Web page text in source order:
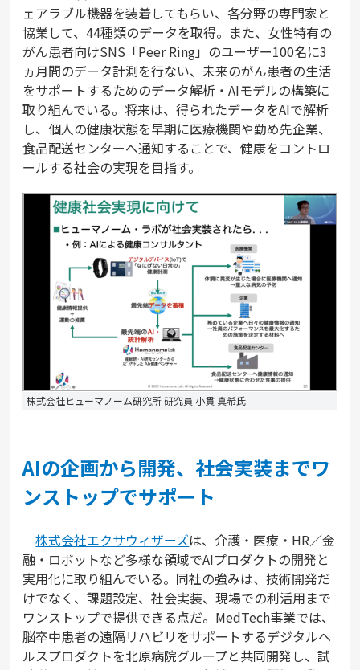
ェアラブル機器を装着してもらい、各分野の専門家と
協業して、44種類のデータを取得。また、女性特有の
がん患者向けSNS「Peer Ring」のユーザー100名に3
ヵ月間のデータ計測を行ない、未来のがん患者の生活
をサポートするためのデータ解析・AIモデルの構築に
取り組んでいる。将来は、得られたデータをAIで解析
し、個人の健康状態を早期に医療機関や勤め先企業、
食品配送センターへ通知することで、健康をコントロ
ールする社会の実現を目指す。
株式会社ヒューマノーム研究所 研究員 小貫 真希氏
AIの企画から開発、社会実装までワ
ンストップでサポート
株式会社エクサウィザーズは、介護・医療・HR／金
融・ロボットなど多様な領域でAIプロダクトの開発と
実用化に取り組んでいる。同社の強みは、技術開発だ
けでなく、課題設定、社会実装、現場での利活用まで
ワンストップで提供できる点だ。MedTech事業では、
脳卒中患者の遠隔リハビリをサポートするデジタルヘ
ルスプロダクトを北原病院グループと共同開発し、試